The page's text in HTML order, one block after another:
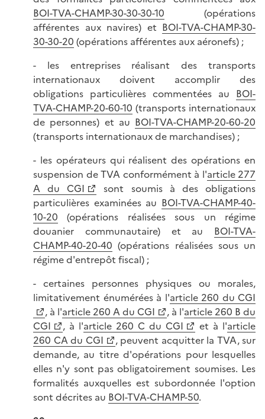
BOI-TVA-CHAMP-30-30-30-10 (opérations
afférentes aux navires) et BOI-TVA-CHAMP-30-
30-30-20 (opérations afférentes aux aéronefs) ;
- les entreprises réalisant des transports
internationaux doivent accomplir des
obligations particulières commentées au BOI-
TVA-CHAMP-20-60-10 (transports internationaux
de personnes) et au BOI-TVA-CHAMP-20-60-20
(transports internationaux de marchandises) ;
- les opérateurs qui réalisent des opérations en
suspension de TVA conformément à l'article 277
A du CGI
sont soumis à des obligations
particulières examinées au BOI-TVA-CHAMP-40-
10-20 (opérations réalisées sous un régime
douanier communautaire) et au BOI-TVA-
CHAMP-40-20-40 (opérations réalisées sous un
régime d'entrepôt fiscal) ;
- certaines personnes physiques ou morales,
limitativement énumérées à l'article 260 du CGI
, à l'article 260 A du CGI , à l'article 260 B du
CGI
, à l'article 260 C du CGI et à l'article
260 CA du CGI
, peuvent acquitter la TVA, sur
demande, au titre d'opérations pour lesquelles
elles n'y sont pas obligatoirement soumises. Les
formalités auxquelles est subordonnée l'option
sont décrites au BOI-TVA-CHAMP-50.